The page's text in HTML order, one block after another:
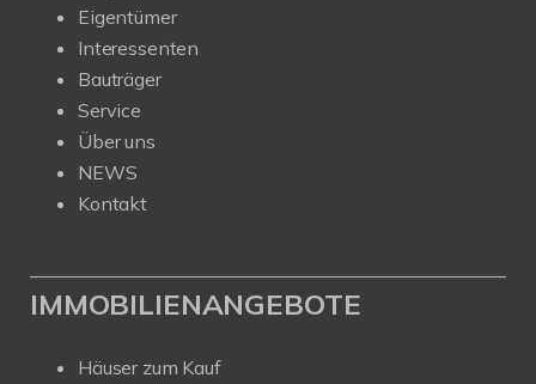
Eigentümer
Interessenten
Bauträger
Service
Über uns
NEWS
Kontakt
IMMOBILIENANGEBOTE
Häuser zum Kauf